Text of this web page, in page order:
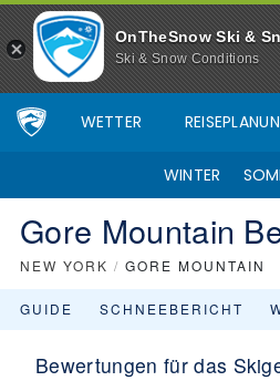
OnTheSnow Ski &
Ski & Snow Conditions
WETTER
WINTER
Gore Mountain
NEW YORK / GORE MOUNTAIN
GUIDE SCHNEEBERICHT
Bewertungen für das